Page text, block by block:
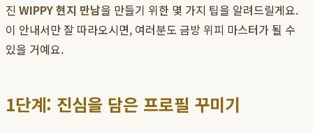
진 WIPPY 현지 만남을 만들기 위한 몇 가지 팁을 알려드릴게요.
이 안내서만 잘 따라오시면, 여러분도 금방 위피 마스터가 될 수
있을 거예요.
1단계: 진심을 담은 프로필 꾸미기